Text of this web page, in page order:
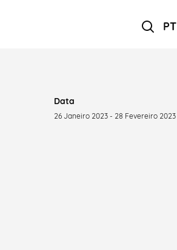
PT
Data
26 Janeiro 2023 - 28 Fevereiro 2023